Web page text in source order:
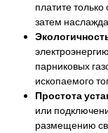
платите
затем
парниковых
ископаемого
Простота
или
размещению